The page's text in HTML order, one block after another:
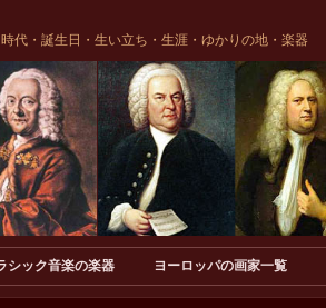
代・誕生日・生い立ち・生涯・ゆかりの地・楽器
シック音楽の楽器 ヨーロッパの画家一覧